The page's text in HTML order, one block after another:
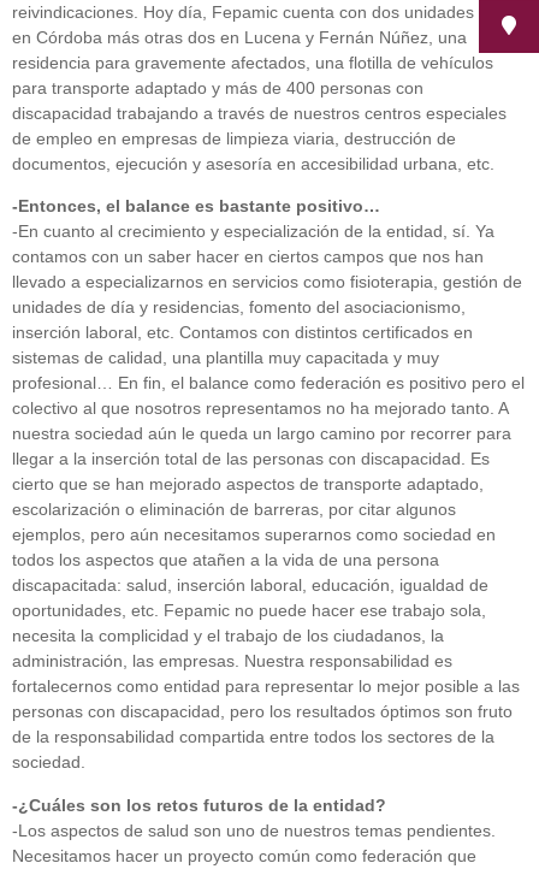
reivindicaciones. Hoy día, Fepamic cuenta con dos unidades de día
en Córdoba más otras dos en Lucena y Fernán Núñez, una
residencia para gravemente afectados, una flotilla de vehículos
para transporte adaptado y más de 400 personas con
discapacidad trabajando a través de nuestros centros especiales
de empleo en empresas de limpieza viaria, destrucción de
documentos, ejecución y asesoría en accesibilidad urbana, etc.
-Entonces, el balance es bastante positivo…
-En cuanto al crecimiento y especialización de la entidad, sí. Ya
contamos con un saber hacer en ciertos campos que nos han
llevado a especializarnos en servicios como fisioterapia, gestión de
unidades de día y residencias, fomento del asociacionismo,
inserción laboral, etc. Contamos con distintos certificados en
sistemas de calidad, una plantilla muy capacitada y muy
profesional… En fin, el balance como federación es positivo pero el
colectivo al que nosotros representamos no ha mejorado tanto. A
nuestra sociedad aún le queda un largo camino por recorrer para
llegar a la inserción total de las personas con discapacidad. Es
cierto que se han mejorado aspectos de transporte adaptado,
escolarización o eliminación de barreras, por citar algunos
ejemplos, pero aún necesitamos superarnos como sociedad en
todos los aspectos que atañen a la vida de una persona
discapacitada: salud, inserción laboral, educación, igualdad de
oportunidades, etc. Fepamic no puede hacer ese trabajo sola,
necesita la complicidad y el trabajo de los ciudadanos, la
administración, las empresas. Nuestra responsabilidad es
fortalecernos como entidad para representar lo mejor posible a las
personas con discapacidad, pero los resultados óptimos son fruto
de la responsabilidad compartida entre todos los sectores de la
sociedad.
-¿Cuáles son los retos futuros de la entidad?
-Los aspectos de salud son uno de nuestros temas pendientes.
Necesitamos hacer un proyecto común como federación que